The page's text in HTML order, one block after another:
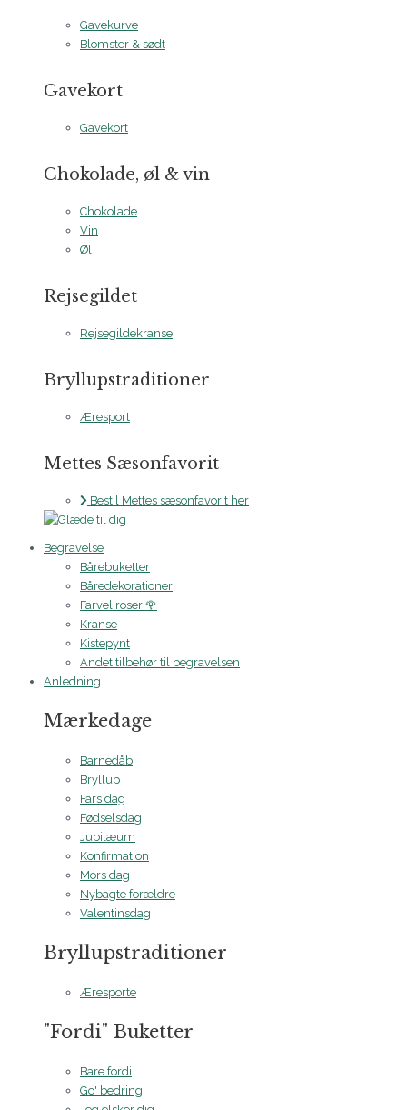
Gavekurve
Blomster & sødt
Gavekort
Gavekort
Chokolade, øl & vin
Chokolade
Vin
Øl
Rejsegildet
Rejsegildekranse
Bryllupstraditioner
Æresport
Mettes Sæsonfavorit
Bestil Mettes sæsonfavorit her
Begravelse
Bårebuketter
Båredekorationer
Farvel roser 🌹
Kranse
Kistepynt
Andet tilbehør til begravelsen
Anledning
Mærkedage
Barnedåb
Bryllup
Fars dag
Fødselsdag
Jubilæum
Konfirmation
Mors dag
Nybagte forældre
Valentinsdag
Bryllupstraditioner
Æresporte
"Fordi" Buketter
Bare fordi
Go' bedring